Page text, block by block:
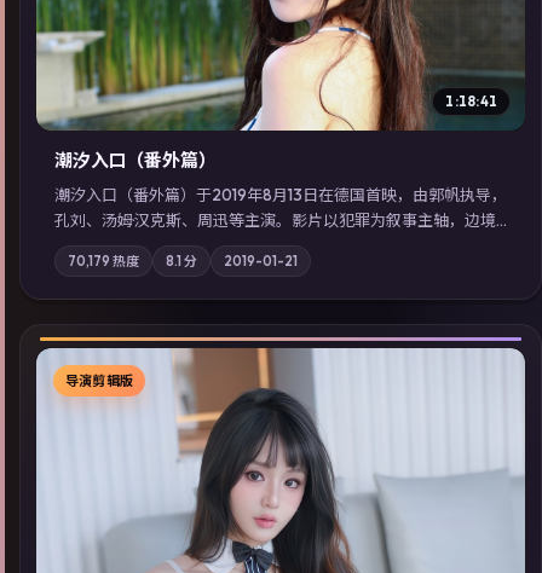
1:18:41
潮汐入口（番外篇）
潮汐入口（番外篇）于2019年8月13日在德国首映，由郭帆执导，
孔刘、汤姆·汉克斯、周迅等主演。影片以犯罪为叙事主轴，边境
小镇的平静被一封匿名信彻底打破；摄影与配乐强化地域气质；
站内亦可通过「国产免费观看高清电视剧在线看」延展检索同类
型高分佳作，畅享高清在线追剧体验。
70,179 热度 8.1 分 2019-01-21
▶
导演剪辑版